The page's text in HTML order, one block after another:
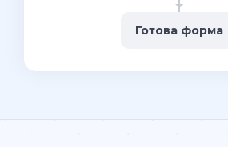
Готова форма